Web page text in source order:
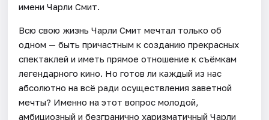
имени Чарли Смит.
Всю свою жизнь Чарли Смит мечтал только об
одном — быть причастным к созданию прекрасных
спектаклей и иметь прямое отношение к съёмкам
легендарного кино. Но готов ли каждый из нас
абсолютно на всё ради осуществления заветной
мечты? Именно на этот вопрос молодой,
амбициозный и безгранично харизматичный Чарли